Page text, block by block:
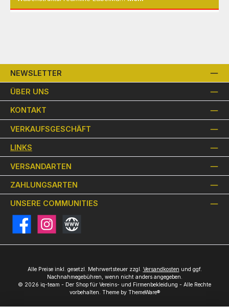
NEWSLETTER
ÜBER UNS
KONTAKT
VERKAUFSGESCHÄFT
LINKS
VERSANDARTEN
ZAHLUNGSARTEN
UNSERE COMMUNITIES
FacebookInstagramWebsite
Alle Preise inkl. gesetzl. Mehrwertsteuer zzgl. Versandkosten und ggf.
Nachnahmegebühren, wenn nicht anders angegeben.
© 2026 iq-team - Der Shop für Vereins- und Firmenbekleidung - Alle Rechte
vorbehalten. Theme by ThemeWare®